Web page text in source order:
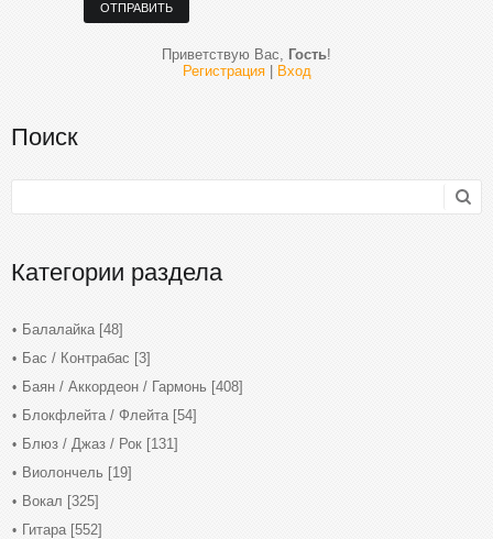
ОТПРАВИТЬ
Приветствую Вас, Гость!
Регистрация| Вход
Поиск
Категории раздела
Балалайка [48]
Бас / Контрабас [3]
Баян / Аккордеон / Гармонь [408]
Блокфлейта / Флейта [54]
Блюз / Джаз / Рок [131]
Виолончель [19]
Вокал [325]
Гитара [552]